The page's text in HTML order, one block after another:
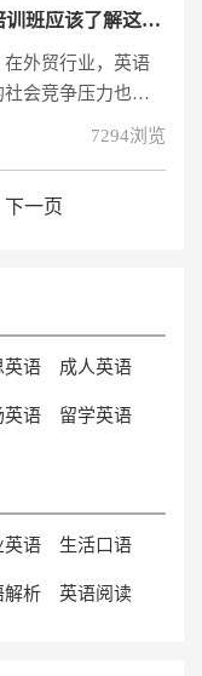
习是不错的选 外贸英语培训机构哪家强？找英语培训班应该了解这些！
外贸行业，英语
会竞争压力也是
自己。学习英语选
7294浏览
下一页
英语 成人英语
英语 留学英语
英语 生活口语
解析 英语阅读